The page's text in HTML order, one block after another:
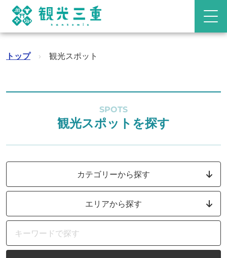
トップ › 観光スポット
SPOTS
観光スポットを探す
カテゴリーから探す
エリアから探す